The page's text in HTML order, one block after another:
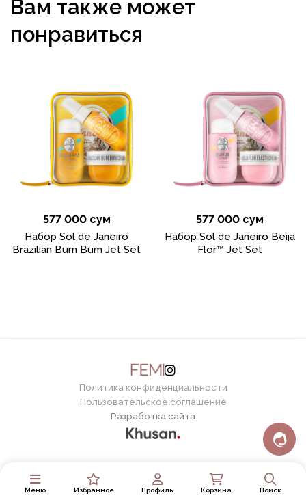
Меню Избранное Профиль Корзина Поиск
Вам также может
понравиться
577 000 сум
Набор Sol de Janeiro
Brazilian Bum Bum Jet Set
577 000 сум
Набор Sol de Janeiro Beija
Flor™ Jet Set
Политика конфиденциальности
Пользовательское соглашение
Разработка сайта